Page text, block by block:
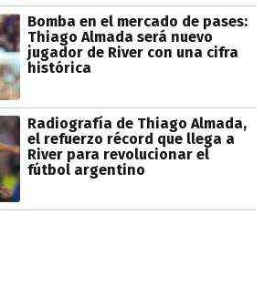
Bomba en el mercado de pases:
Thiago Almada será nuevo
jugador de River con una cifra
histórica
Radiografía de Thiago Almada,
el refuerzo récord que llega a
River para revolucionar el
fútbol argentino